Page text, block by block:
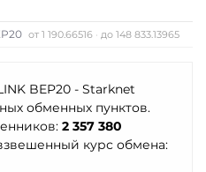
ERC20
ERC20 BEP20
Polygon
ARB OP
Utopia USD (UUSD)
от 1 190.66516 до 148 833.13965
BEP20 - Starknet
обменных пунктов.
2 357 380
курс обмена: